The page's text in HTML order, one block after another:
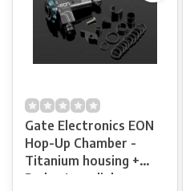
Gate Electronics EON
Hop-Up Chamber -
Titanium housing +
Red rotary dial